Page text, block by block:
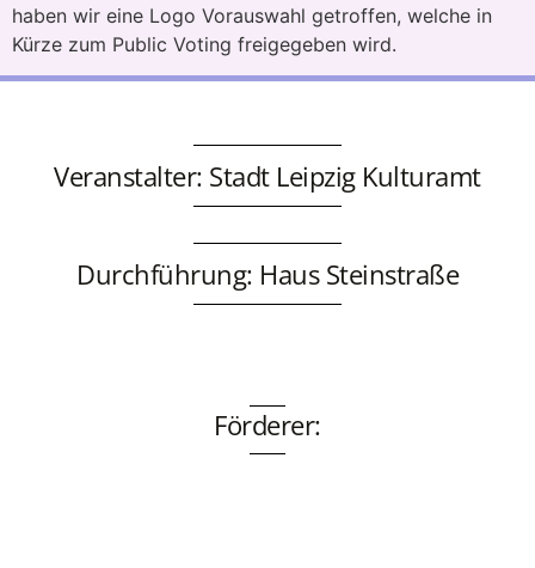
haben wir eine Logo Vorauswahl getroffen, welche in
Kürze zum Public Voting freigegeben wird.
Veranstalter: Stadt Leipzig Kulturamt
Durchführung: Haus Steinstraße
Förderer: